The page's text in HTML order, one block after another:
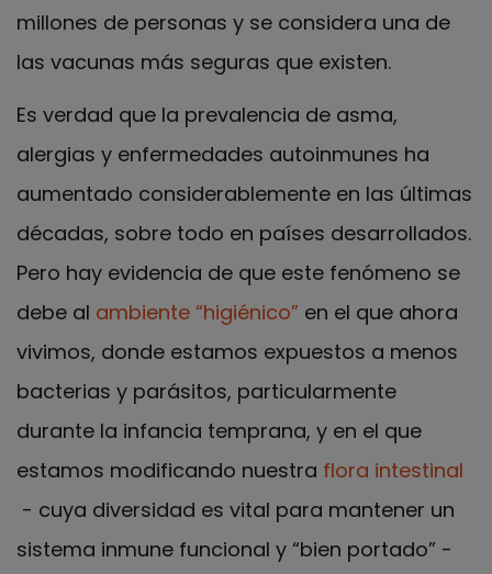
millones de personas y se considera una de
las vacunas más seguras que existen.
Es verdad que la prevalencia de asma,
alergias y enfermedades autoinmunes ha
aumentado considerablemente en las últimas
décadas, sobre todo en países desarrollados.
Pero hay evidencia de que este fenómeno se
debe al ambiente “higiénico” en el que ahora
vivimos, donde estamos expuestos a menos
bacterias y parásitos, particularmente
durante la infancia temprana, y en el que
estamos modificando nuestra flora intestinal
- cuya diversidad es vital para mantener un
sistema inmune funcional y “bien portado” -